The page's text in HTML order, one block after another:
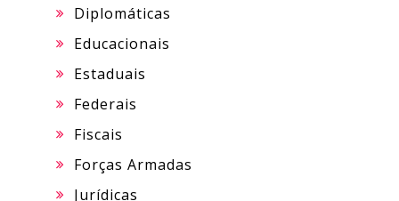
Diplomáticas
Educacionais
Estaduais
Federais
Fiscais
Forças Armadas
Jurídicas